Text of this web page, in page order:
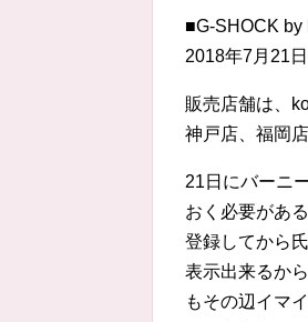
■G-SHOCK by
2018年7月21
販売店舗は、
神戸店、福岡
21日にバーニ
おく必要があ
登録してから
表示出来るか
もその辺イマ